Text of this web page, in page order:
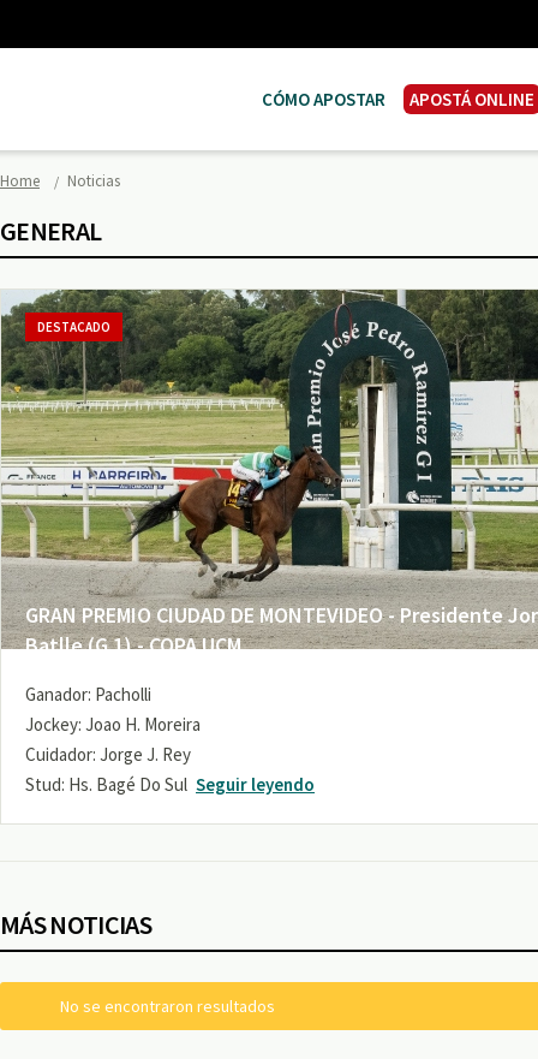
CÓMO APOSTAR APOSTÁ ONLINE
Home Noticias
GENERAL
GRAN PREMIO CIUDAD DE MONTEVIDEO - Presidente
Batlle (G 1) - COPA UCM
DESTACADO
Ganador: Pacholli
Jockey: Joao H. Moreira
Cuidador: Jorge J. Rey
Stud: Hs. Bagé Do Sul Seguir leyendo
MÁS NOTICIAS
No se encontraron resultados